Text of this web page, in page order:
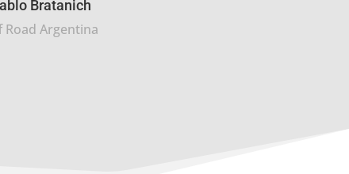
Bratanich
Road Argentina